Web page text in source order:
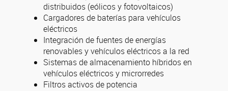
distribuidos (eólicos y fotovoltaicos)
Cargadores de baterías para vehículos
eléctricos
Integración de fuentes de energías
renovables y vehículos eléctricos a la red
Sistemas de almacenamiento híbridos en
vehículos eléctricos y microrredes
Filtros activos de potencia